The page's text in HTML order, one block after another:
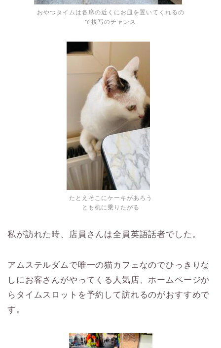
おやつタイムは各席の近くにお皿を置いてくれるの
で接写のチャンス
たとえそこにケーキがあろう
とも机に乗りたがる
私が訪れた時、店員さんは全員英語話者でした。
アムステルダムで唯一の猫カフェなのでひっきりな
しにお客さんがやってくる人気店、ホームページか
らタイムスロットを予約して訪れるのがおすすめで
す。